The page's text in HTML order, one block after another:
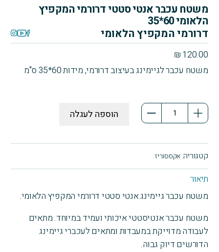
משטח עכבר אנטי סטטי דרורמי המקפיץ
הלאומי 60*35
דרורמי המקפיץ הלאומי
₪120.00
משטח עכבר לגיימינג בעיצוב דרורמי, מידות 60*35 ס"מ
כמות
עכבר
אנטי
סטטי
הלאומי
הוספה לעגלה
תיאור
משטח עכבר גיימינג אנטי סטטי דרורמי המקפיץ הלאומי.
משטח עכבר אנטיסטטי איכותי ועמיד במיוחד. מתאים
לעבודה מדוייקת במעבדות ומתאים לעכברי גיימינג
הדורשים דיוק גבוה.
קטגוריה: אקססוריז